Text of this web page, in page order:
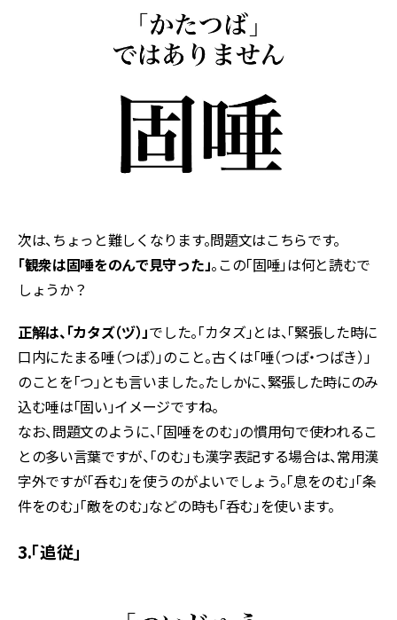
次は、ちょっと難しくなります。問題文はこちらです。
「観衆は固唾をのんで見守った」。この「固唾」は何と読むで
しょうか？
正解は、「カタズ（ヅ）」でした。「カタズ」とは、「緊張した時に
口内にたまる唾（つば）」のこと。古くは「唾（つば・つばき）」
のことを「つ」とも言いました。たしかに、緊張した時にのみ
込む唾は「固い」イメージですね。
なお、問題文のように、「固唾をのむ」の慣用句で使われるこ
との多い言葉ですが、「のむ」も漢字表記する場合は、常用漢
字外ですが「呑む」を使うのがよいでしょう。「息をのむ」「条
件をのむ」「敵をのむ」などの時も「呑む」を使います。
3.「追従」